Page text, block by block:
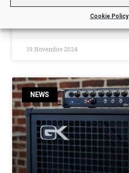
Cookie Policy
19 Novembre 2024
NEWS